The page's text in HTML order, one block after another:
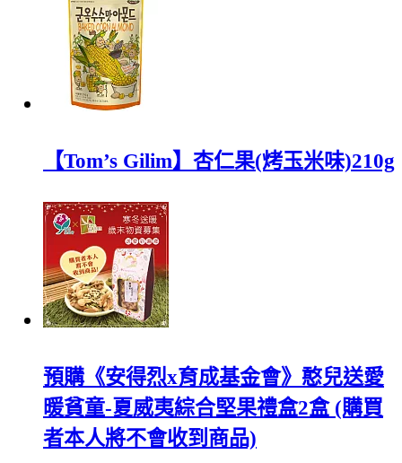
【Tom’s Gilim】杏仁果(烤玉米味)210g
預購《安得烈x育成基金會》憨兒送愛
暖貧童-夏威夷綜合堅果禮盒2盒 (購買
者本人將不會收到商品)